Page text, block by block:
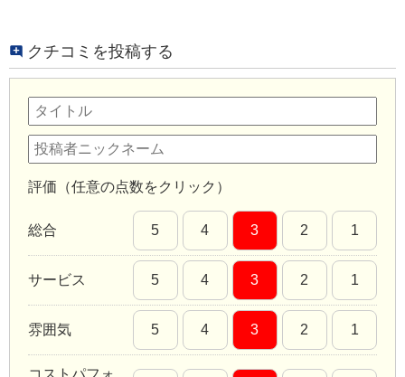
クチコミを投稿する
評価（任意の点数をクリック）
総合 5 4 3 2 1
サービス 5 4 3 2 1
雰囲気 5 4 3 2 1
コストパフォ